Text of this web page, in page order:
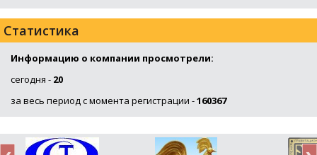
Статистика
Информацию о компании просмотрели:
сегодня - 20
за весь период с момента регистрации -160367